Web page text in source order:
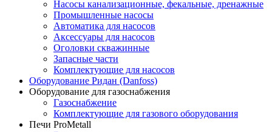
Насосы канализационные, фекальные, дренажные
Промышленные насосы
Автоматика для насосов
Аксессуары для насосов
Оголовки скважинные
Запасные части
Комплектующие для насосов
Оборудование Ридан (Danfoss)
Оборудование для газоснабжения
Газоснабжение
Комплектующие для газового оборудования
Печи ProMetall